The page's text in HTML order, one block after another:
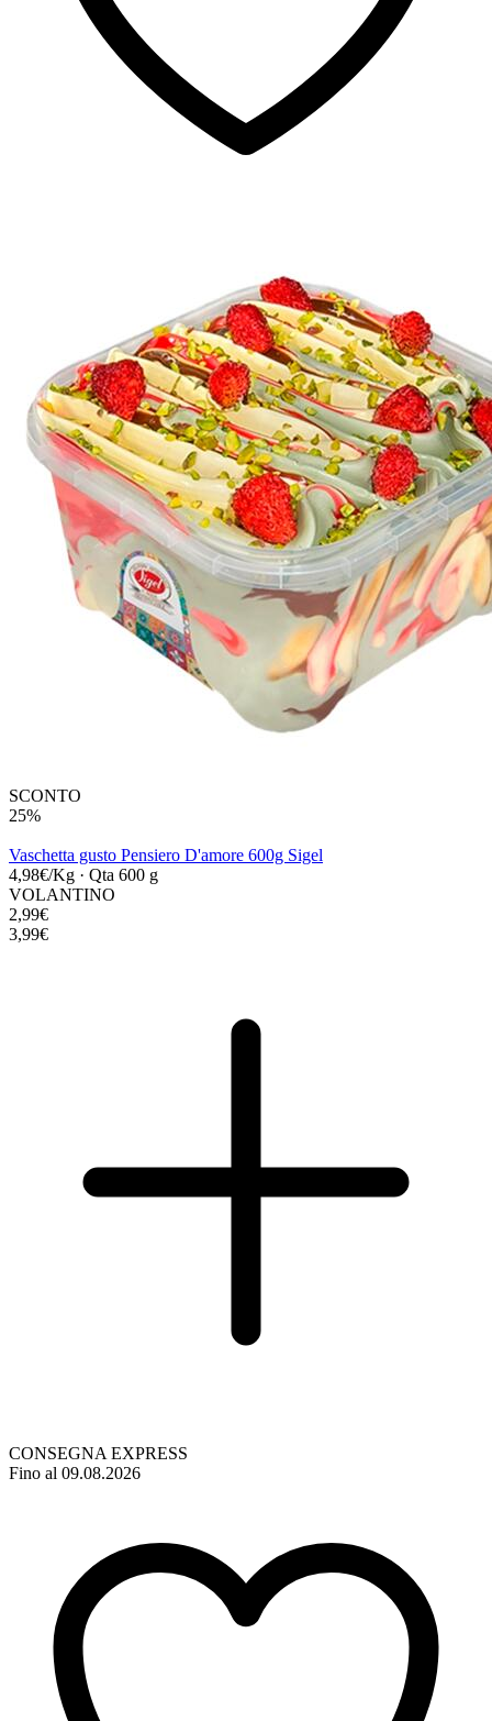
SCONTO
25%
Vaschetta gusto Pensiero D'amore 600g Sigel
4,98€/Kg · Qta 600 g
VOLANTINO
2,99€
3,99€
CONSEGNA EXPRESS
Fino al 09.08.2026